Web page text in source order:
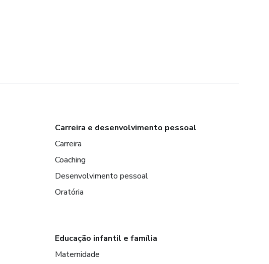
Carreira e desenvolvimento pessoal
Carreira
Coaching
Desenvolvimento pessoal
Oratória
Educação infantil e família
Maternidade